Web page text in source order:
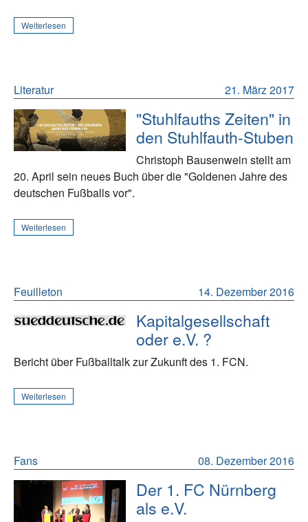
Weiterlesen
21. März 2017
Literatur
"Stuhlfauths Zeiten" in
den Stuhlfauth-Stuben
Christoph Bausenwein stellt am
20. April sein neues Buch über die "Goldenen Jahre des
deutschen Fußballs vor".
Weiterlesen
14. Dezember 2016
Feuilleton
Kapitalgesellschaft
oder e.V. ?
Bericht über Fußballtalk zur Zukunft des 1. FCN.
Weiterlesen
08. Dezember 2016
Fans
Der 1. FC Nürnberg
als e.V.